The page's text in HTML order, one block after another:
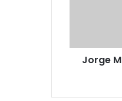
Jorge